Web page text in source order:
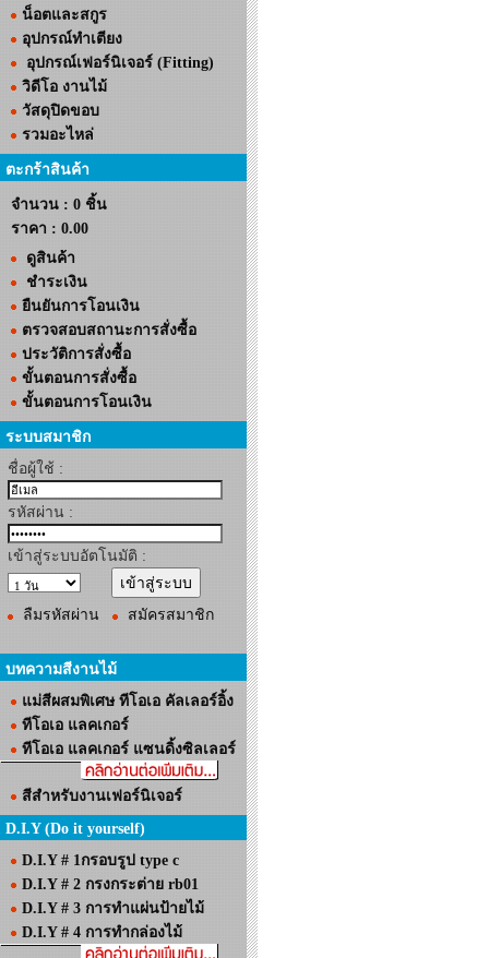
น็อตและสกูร
อุปกรณ์ทำเตียง
อุปกรณ์เฟอร์นิเจอร์ (Fitting)
วิดีโอ งานไม้
วัสดุปิดขอบ
รวมอะไหล่
ตะกร้าสินค้า
จำนวน : 0 ชิ้น
ราคา : 0.00
ดูสินค้า
ชำระเงิน
ยืนยันการโอนเงิน
ตรวจสอบสถานะการสั่งซื้อ
ประวัติการสั่งซื้อ
ขั้นตอนการสั่งซื้อ
ขั้นตอนการโอนเงิน
ระบบสมาชิก
ชื่อผู้ใช้ :
รหัสผ่าน :
เข้าสู่ระบบอัตโนมัติ :
ลืมรหัสผ่าน สมัครสมาชิก
บทความสีงานไม้
แม่สีผสมพิเศษ ทีโอเอ คัลเลอร์อิ้ง
ทีโอเอ แลคเกอร์
ทีโอเอ แลคเกอร์ แซนดิ้งซิลเลอร์
สีสำหรับงานเฟอร์นิเจอร์
D.I.Y (Do it yourself)
D.I.Y # 1กรอบรูป type c
D.I.Y # 2 กรงกระต่าย rb01
D.I.Y # 3 การทำแผ่นป้ายไม้
D.I.Y # 4 การทำกล่องไม้